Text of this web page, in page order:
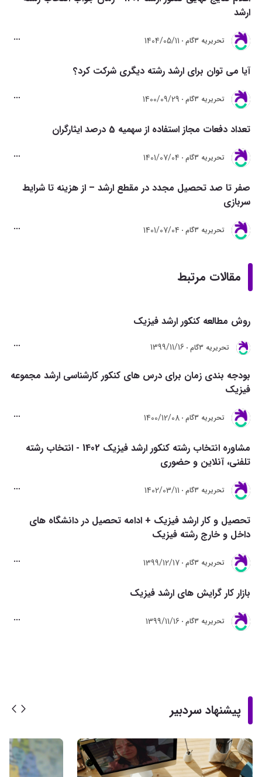
ارشد
تحريريه 3گام 1404/05/11
آیا می توان برای ارشد رشته دیگری شرکت کرد؟
تحريريه 3گام 1400/09/29
تعداد دفعات مجاز استفاده از سهمیه 5 درصد ایثارگران
تحريريه 3گام 1401/07/04
صفر تا صد تحصیل مجدد در مقطع ارشد – از هزینه تا شرایط
سربازی
تحريريه 3گام 1401/07/04
مقالات مرتبط
روش مطالعه کنکور ارشد فیزیک
تحريريه 3گام 1399/11/16
بودجه بندی زمان برای درس های کنکور کارشناسی ارشد مجموعه
فیزیک
تحريريه 3گام 1400/12/08
مشاوره انتخاب رشته کنکور ارشد فیزیک 1402 - انتخاب رشته
تلفنی، آنلاین و حضوری
تحريريه 3گام 1402/03/11
تحصیل و کار ارشد فیزیک + ادامه تحصیل در دانشگاه های
داخل و خارج رشته فیزیک
تحريريه 3گام 1399/12/17
بازار کار گرایش های ارشد فیزیک
تحريريه 3گام 1399/11/16
پیشنهاد سردبیر